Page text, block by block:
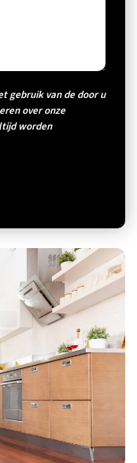
gebruik van de door u
over onze
worden